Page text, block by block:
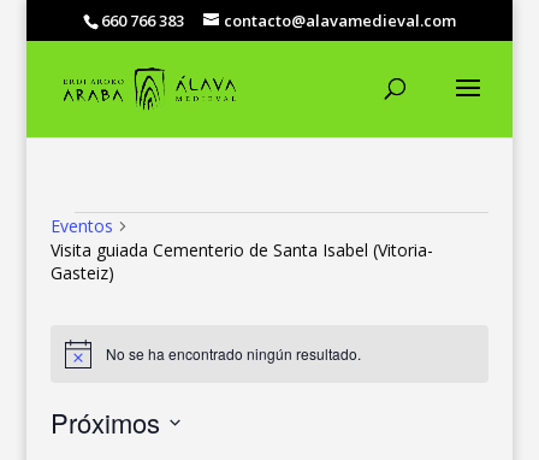
660 766 383 contacto@alavamedieval.com
EVENTOS
Eventos
Visita guiada Cementerio de Santa Isabel (Vitoria-
Gasteiz)
Aviso No se ha encontrado ningún resultado.
Próximos